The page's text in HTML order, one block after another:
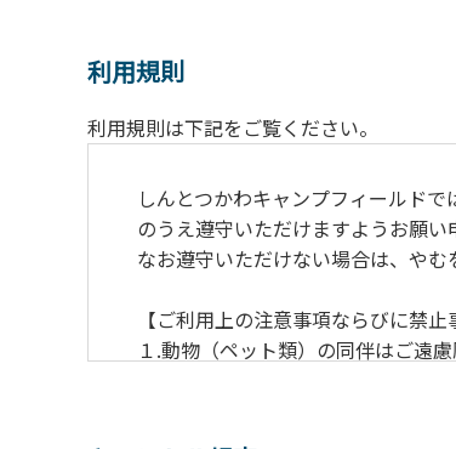
利用規則
利用規則は下記をご覧ください。
しんとつかわキャンプフィールド
のうえ遵守いただけますようお願い
なお遵守いただけない場合は、やむ
【ご利用上の注意事項ならびに禁止
１.動物（ペット類）の同伴はご遠慮
４.午後10時以降の花火の使用は禁止